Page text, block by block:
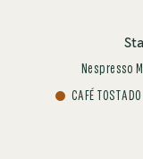
Nespresso
CAFÉ